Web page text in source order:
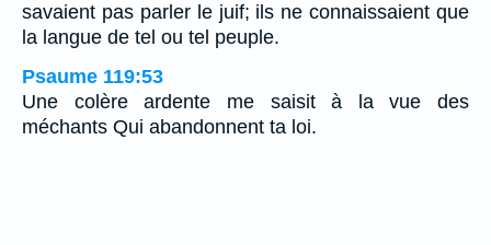
savaient pas parler le juif; ils ne connaissaient que
la langue de tel ou tel peuple.
Psaume 119:53
Une colère ardente me saisit à la vue des
méchants Qui abandonnent ta loi.